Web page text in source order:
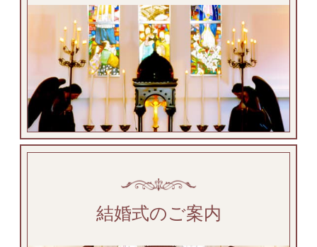
結婚式のご案内